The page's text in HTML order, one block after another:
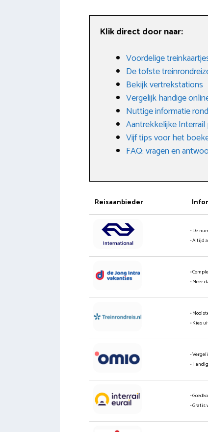
Klik direct door naar:
Voordelige
De tofste
Bekijk vertrekstations
Vergelijk handige
Nuttige informatie
Aantrekkelijke Interrail
Vijf tips voor het
FAQ: vragen en
Reisaanbieder
• De
• Altijd
•
• Meer
•
• Kies
•
•
•
•